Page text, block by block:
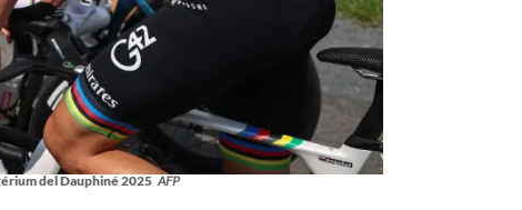
del Dauphiné 2025 AFP